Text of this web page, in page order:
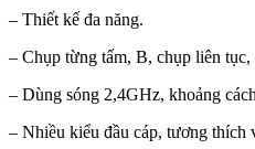
– Thiết kế đa năng.
– Chụp từng tấm, B, chụp liên
– Dùng sóng 2,4GHz, khoảng
– Nhiều kiểu đầu cáp, tương thích